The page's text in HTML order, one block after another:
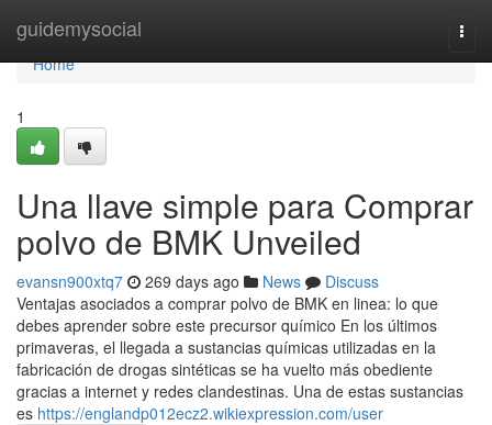
guidemysocial
Home
Home
1
Una llave simple para Comprar
polvo de BMK Unveiled
evansn900xtq7 269 days ago News
Discuss
Ventajas asociados a comprar polvo de BMK en linea: lo que
debes aprender sobre este precursor químico En los últimos
primaveras, el llegada a sustancias químicas utilizadas en la
fabricación de drogas sintéticas se ha vuelto más obediente
gracias a internet y redes clandestinas. Una de estas sustancias
es https://englandp012ecz2.wikiexpression.com/user